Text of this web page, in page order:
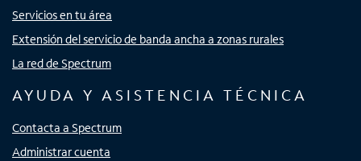
Servicios en tu área
Extensión del servicio de banda ancha a zonas rurales
La red de Spectrum
AYUDA Y ASISTENCIA TÉCNICA
Contacta a Spectrum
Administrar cuenta